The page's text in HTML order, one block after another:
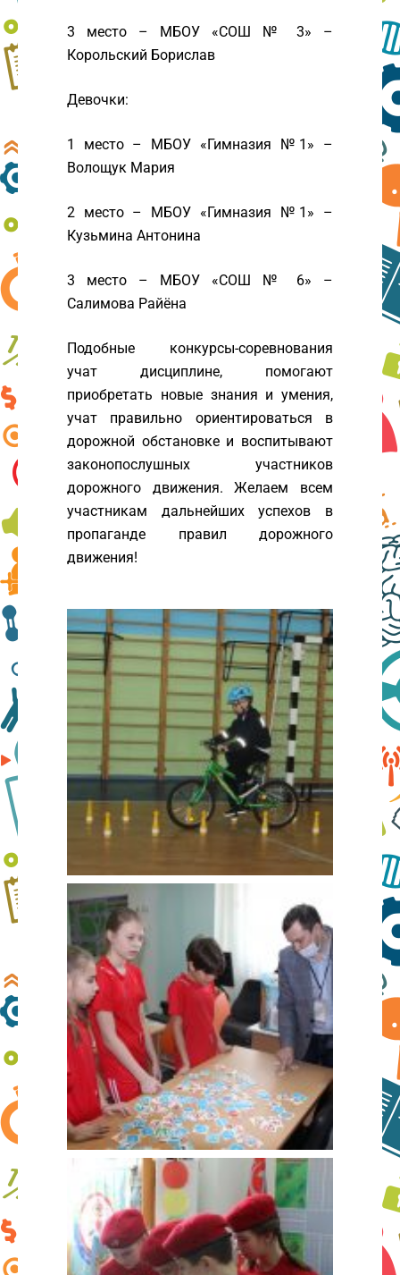
3 место – МБОУ «СОШ № 3» –
Корольский Борислав
Девочки:
1 место – МБОУ «Гимназия №1» –
Волощук Мария
2 место – МБОУ «Гимназия №1» –
Кузьмина Антонина
3 место – МБОУ «СОШ № 6» –
Салимова Райёна
Подобные конкурсы-соревнования
учат дисциплине, помогают
приобретать новые знания и умения,
учат правильно ориентироваться в
дорожной обстановке и воспитывают
законопослушных участников
дорожного движения. Желаем всем
участникам дальнейших успехов в
пропаганде правил дорожного
движения!